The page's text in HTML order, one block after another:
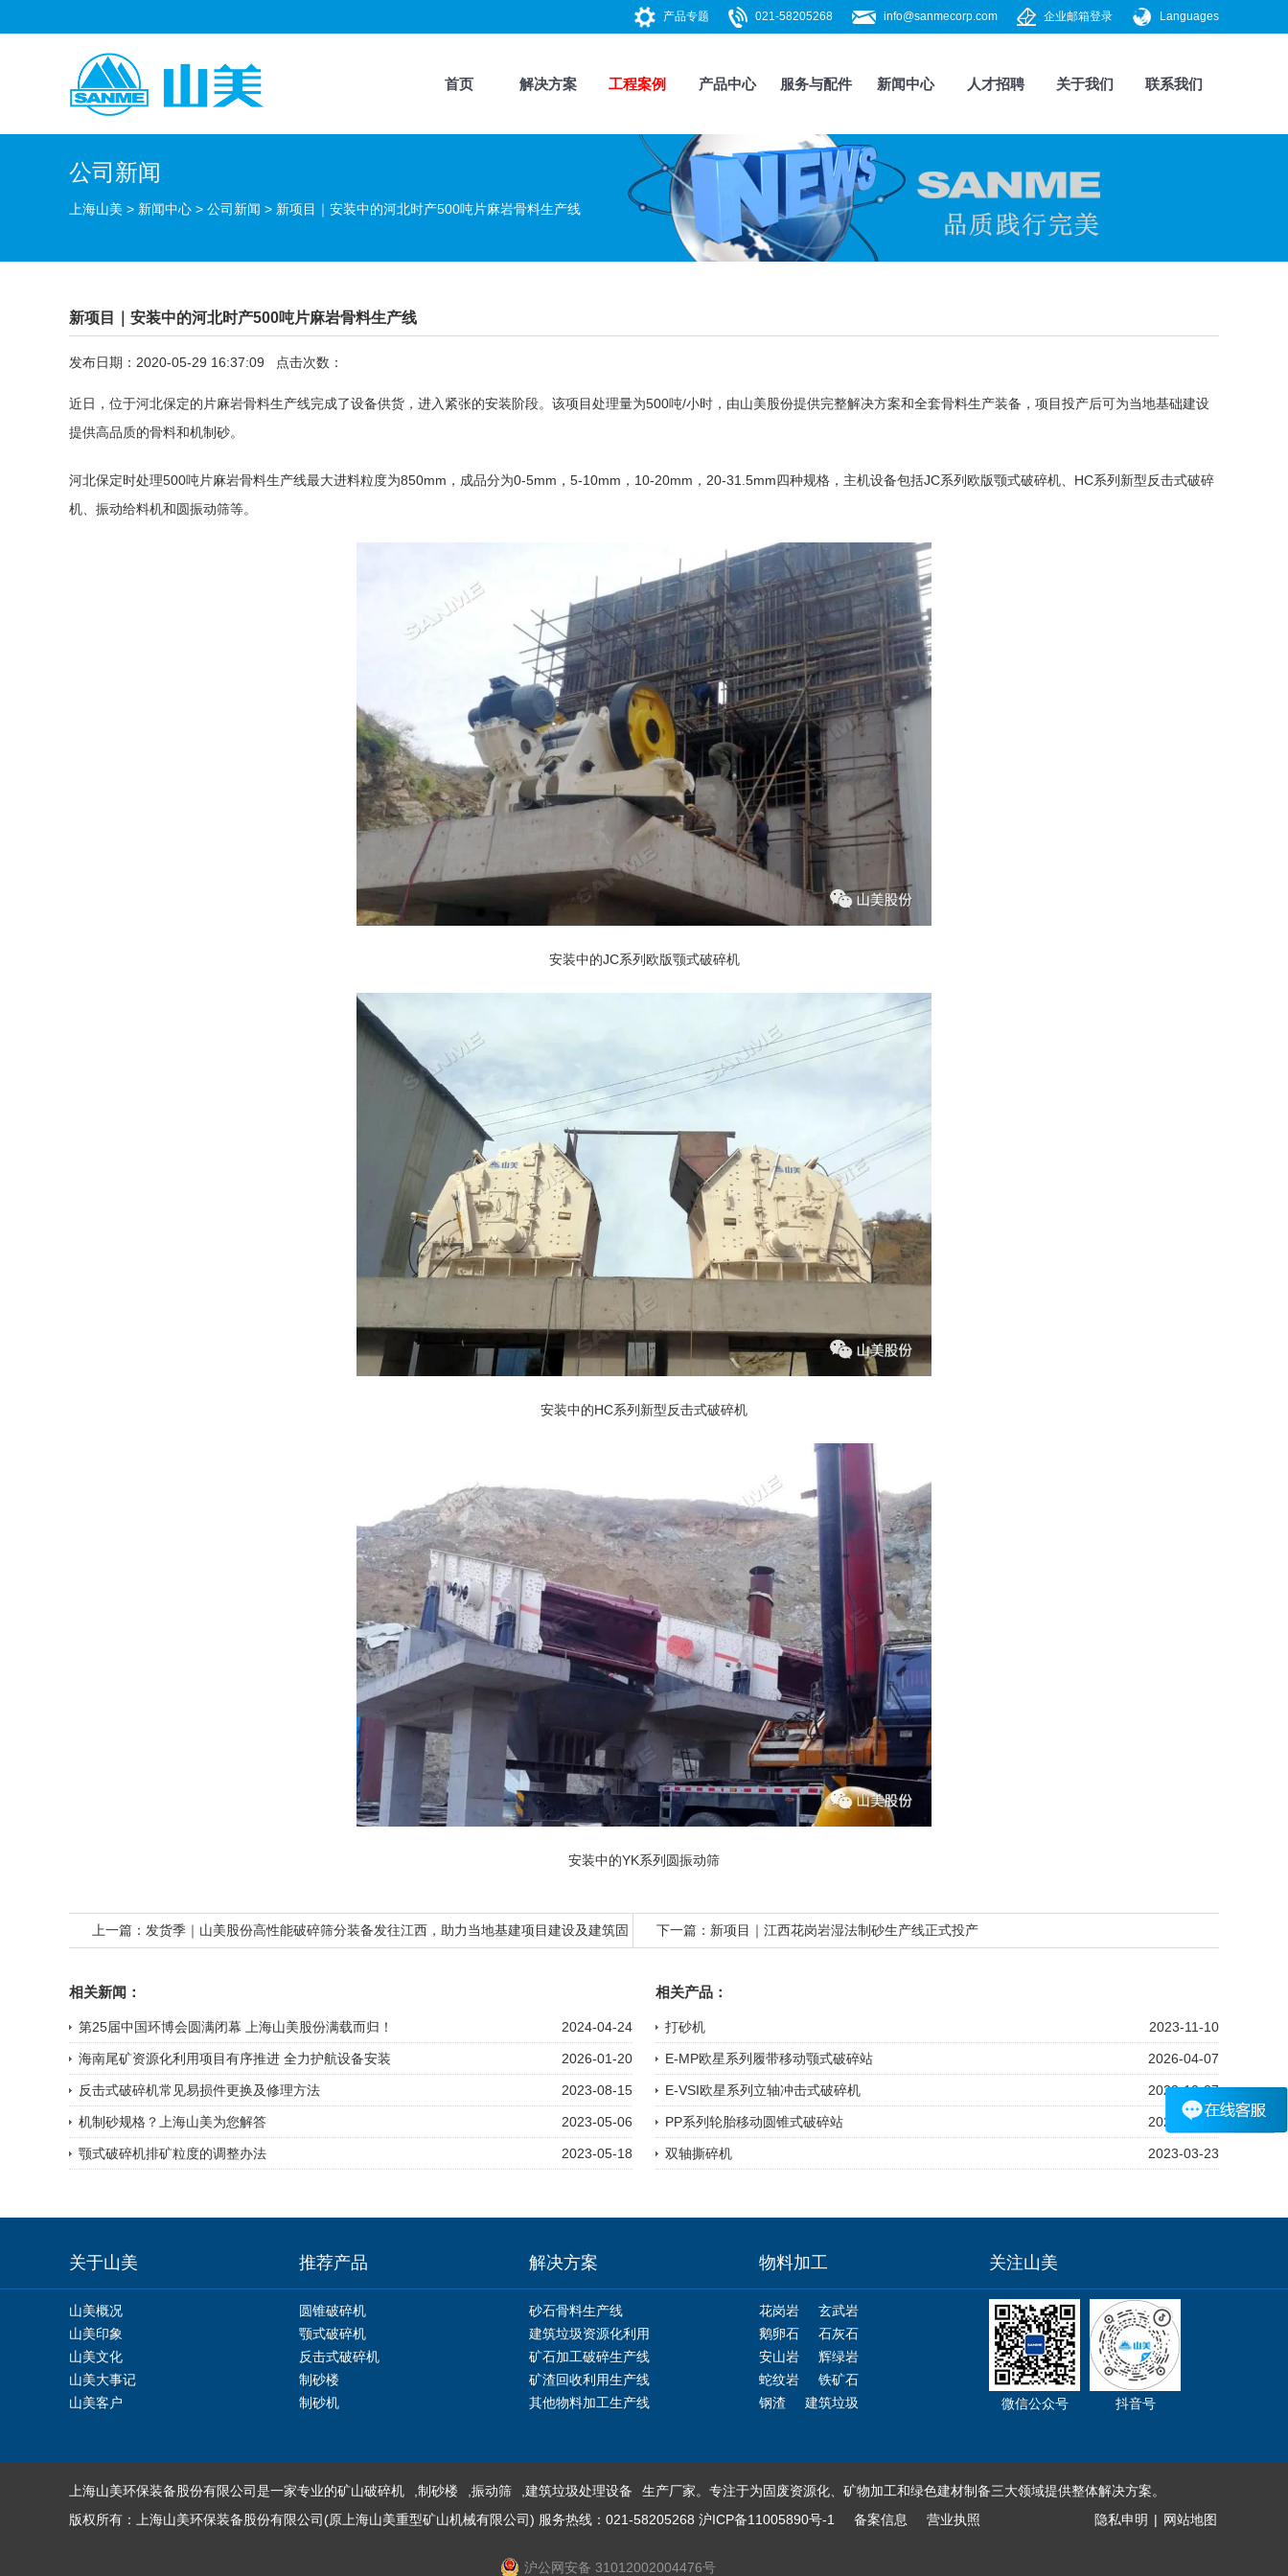
Languages
企业邮箱登录
info@sanmecorp.com
021-58205268
产品专题
首页 解决方案 工程案例 产品中心 服务与配件 新闻中心 人才招聘 关于我们 联系我们
公司新闻
上海山美 > 新闻中心 > 公司新闻 > 新项目｜安装中的河北时产500吨片麻岩骨料生产线
新项目｜安装中的河北时产500吨片麻岩骨料生产线
发布日期：2020-05-29 16:37:09 点击次数：
近日，位于河北保定的片麻岩骨料生产线完成了设备供货，进入紧张的安装阶段。该项目处理量为500吨/小时，由山美股份提供完整解决方案和全套骨料生产装备，项目投产后可为当地基础建设
提供高品质的骨料和机制砂。
河北保定时处理500吨片麻岩骨料生产线最大进料粒度为850mm，成品分为0-5mm，5-10mm，10-20mm，20-31.5mm四种规格，主机设备包括JC系列欧版颚式破碎机、HC系列新型反击式破碎
机、 振动给料机和圆振动筛等。
安装中的JC系列欧版颚式破碎机
安装中的HC系列新型反击式破碎机
安装中的YK系列圆振动筛
上一篇： 发货季｜山美股份高性能破碎筛分装备发往江西，助力当地基建项目建设及建筑固 下一篇： 新项目｜江西花岗岩湿法制砂生产线正式投产
相关新闻：
第25届中国环博会圆满闭幕 上海山美股份满载而归！ 2024-04-24
海南尾矿资源化利用项目有序推进 全力护航设备安装 2026-01-20
反击式破碎机常见易损件更换及修理方法 2023-08-15
机制砂规格？上海山美为您解答 2023-05-06
颚式破碎机排矿粒度的调整办法 2023-05-18
相关产品：
打砂机 2023-11-10
E-MP欧星系列履带移动颚式破碎站 2026-04-07
E-VSI欧星系列立轴冲击式破碎机 2023-10-27
PP系列轮胎移动圆锥式破碎站 2024-09-05
双轴撕碎机 2023-03-23
关于山美 推荐产品 解决方案 物料加工 关注山美
山美概况
山美印象
山美文化
山美大事记
山美客户
圆锥破碎机
颚式破碎机
反击式破碎机
制砂楼
制砂机
砂石骨料生产线
建筑垃圾资源化利用
矿石加工破碎生产线
矿渣回收利用生产线
其他物料加工生产线
花岗岩
玄武岩
鹅卵石
石灰石
安山岩
辉绿岩
蛇纹岩
铁矿石
钢渣
建筑垃圾 微信公众号 抖音号
上海山美环保装备股份有限公司是一家专业的矿山破碎机 ,制砂楼 ,振动筛 ,建筑垃圾处理设备
生产厂家。专注于为固废资源化、矿物加工和绿色建材制备三大领域提供整体解决方案。
隐私申明 | 网站地图
版权所有：上海山美环保装备股份有限公司(原上海山美重型矿山机械有限公司) 服务热线：021-58205268 沪ICP备11005890号-1 备案信息 营业执照
沪公网安备 31012002004476号